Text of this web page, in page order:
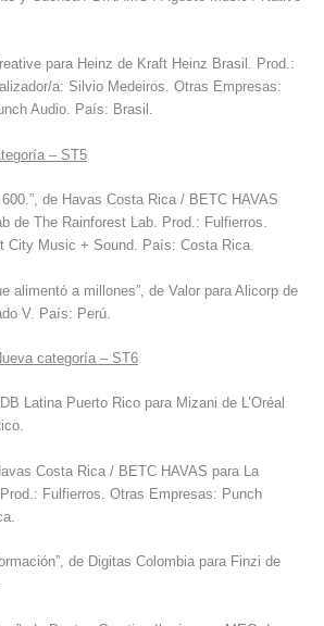
para Heinz de Kraft Heinz Brasil. Prod.:
a: Silvio Medeiros. Otras Empresas:
Audio. País: Brasil.
– ST5
de Havas Costa Rica / BETC HAVAS
de The Rainforest Lab. Prod.: Fulfierros.
City Music + Sound. País: Costa Rica.
alimentó a millones”, de Valor para Alicorp de
V. País: Perú.
categoría – ST6
Latina Puerto Rico para Mizani de L’Oréal
Costa Rica / BETC HAVAS para La
Fulfierros. Otras Empresas: Punch
de Digitas Colombia para Finzi de